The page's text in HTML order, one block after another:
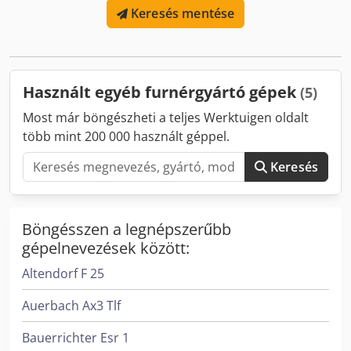
Keresés mentése
Használt egyéb furnérgyártó gépek (5)
Most már böngészheti a teljes Werktuigen oldalt
több mint 200 000 használt géppel.
Keresés
Böngésszen a legnépszerűbb
gépelnevezések között:
Altendorf F 25
Auerbach Ax3 Tlf
Bauerrichter Esr 1